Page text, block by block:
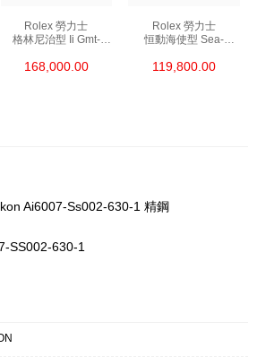
Rolex 勞力士
格林尼治型 Ii Gmt-
0002 18kt玫瑰金/鋼
168,000.00
Rolex 勞力士
恒動海使型 Sea-
精鋼 單紅
119,800.00
Ai6007-Ss002-630-1 精鋼
SS002-630-1